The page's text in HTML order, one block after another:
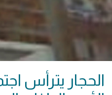
الحجار يترأس